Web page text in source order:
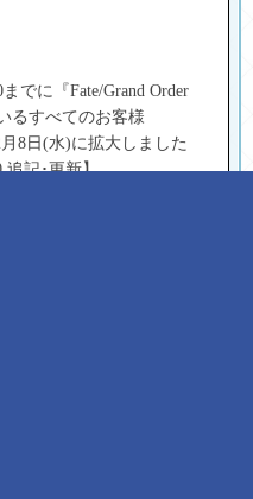
でに『Fate/Grand Order
るすべてのお客様
8日(水)に拡大しました
追記･更新】